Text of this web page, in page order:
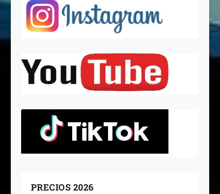
PRECIOS 2026